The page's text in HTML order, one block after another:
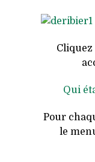
Qui
Pour
le